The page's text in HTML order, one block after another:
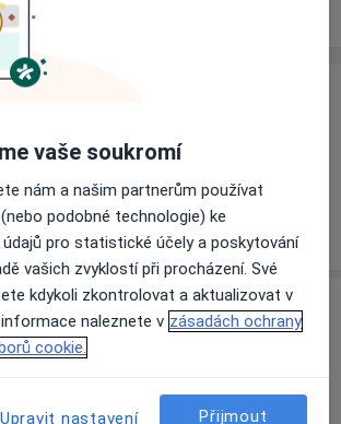
Adresy
a cenách nejsou k dispozici
ještě nepřidával žádné informace o
svých službách.
Plzeň
vaše soukromí
nám a našim partnerům používat
podobné technologie) ke
pro statistické účely a poskytování
vašich zvyklostí při procházení. Své
kdykoli zkontrolovat a aktualizovat v
naleznete v zásadách ochrany
cookie.
Upravit nastavení Přijmout